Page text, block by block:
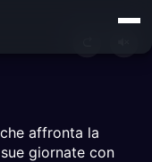
affronta la
giornate con